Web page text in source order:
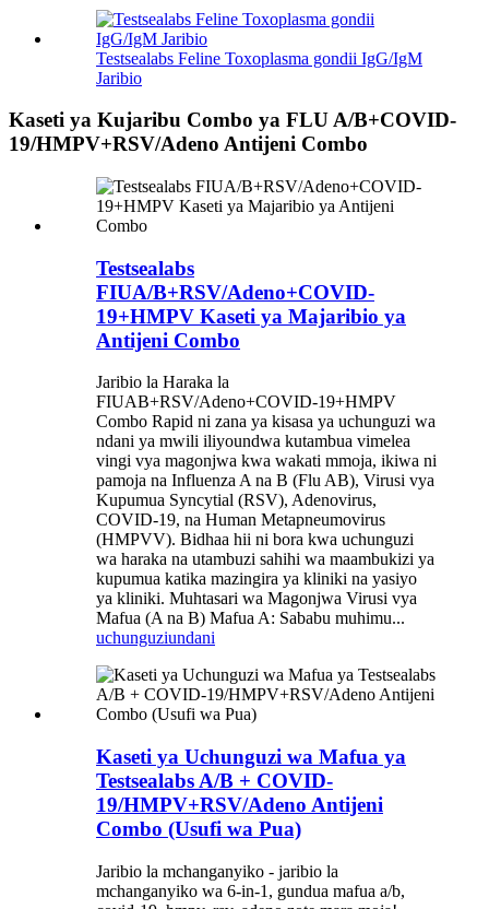
Testsealabs Feline Toxoplasma gondii IgG/IgM
Jaribio
Kaseti ya Kujaribu Combo ya FLU A/B+COVID-
19/HMPV+RSV/Adeno Antijeni Combo
Testsealabs
FIUA/B+RSV/Adeno+COVID-
19+HMPV Kaseti ya Majaribio ya
Antijeni Combo
Jaribio la Haraka la
FIUAB+RSV/Adeno+COVID-19+HMPV
Combo Rapid ni zana ya kisasa ya uchunguzi wa
ndani ya mwili iliyoundwa kutambua vimelea
vingi vya magonjwa kwa wakati mmoja, ikiwa ni
pamoja na Influenza A na B (Flu AB), Virusi vya
Kupumua Syncytial (RSV), Adenovirus,
COVID-19, na Human Metapneumovirus
(HMPVV). Bidhaa hii ni bora kwa uchunguzi
wa haraka na utambuzi sahihi wa maambukizi ya
kupumua katika mazingira ya kliniki na yasiyo
ya kliniki. Muhtasari wa Magonjwa Virusi vya
Mafua (A na B) Mafua A: Sababu muhimu...
uchunguziundani
Kaseti ya Uchunguzi wa Mafua ya
Testsealabs A/B + COVID-
19/HMPV+RSV/Adeno Antijeni
Combo (Usufi wa Pua)
Jaribio la mchanganyiko - jaribio la
mchanganyiko wa 6-in-1, gundua mafua a/b,